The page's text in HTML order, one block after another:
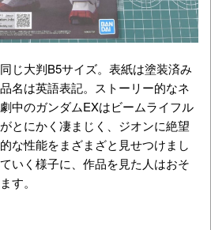
じ大判B5サイズ。表紙は塗装済み
名は英語表記。ストーリー的なネ
中のガンダムEXはビームライフル
とにかく凄まじく、ジオンに絶望
な性能をまざまざと見せつけまし
いく様子に、作品を見た人はおそ
す。